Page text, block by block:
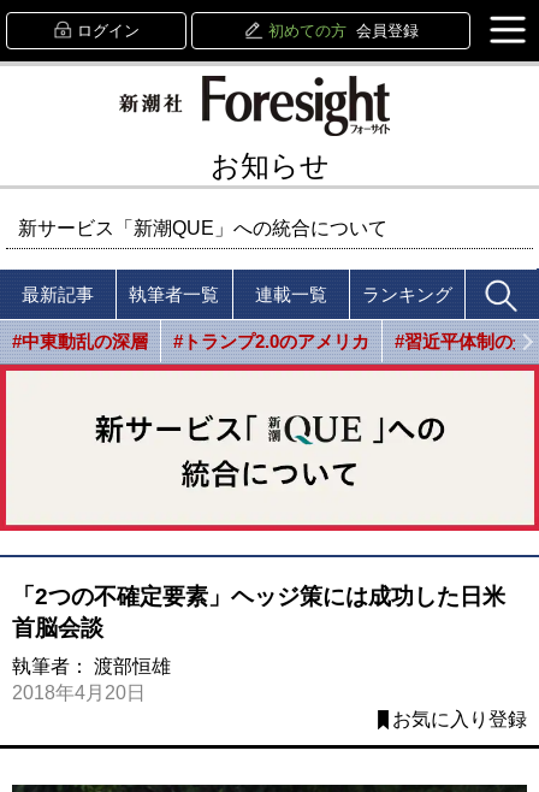
ログイン 初めての方 会員登録
お知らせ
新サービス「新潮QUE」への統合について
最新記事 執筆者一覧 連載一覧 ランキング
#中東動乱の深層 #トランプ2.0のアメリカ #習近平体制の光
「2つの不確定要素」ヘッジ策には成功した日米
首脳会談
執筆者： 渡部恒雄
2018年4月20日
お気に入り登録